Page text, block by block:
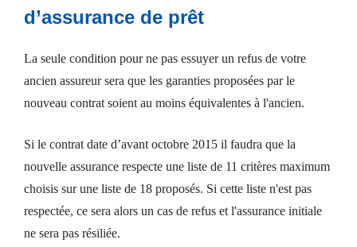
d’assurance de prêt
La seule condition pour ne pas essuyer un refus de votre
ancien assureur sera que les garanties proposées par le
nouveau contrat soient au moins équivalentes à l'ancien.
Si le contrat date d’avant octobre 2015 il faudra que la
nouvelle assurance respecte une liste de 11 critères maximum
choisis sur une liste de 18 proposés. Si cette liste n'est pas
respectée, ce sera alors un cas de refus et l'assurance initiale
ne sera pas résiliée.